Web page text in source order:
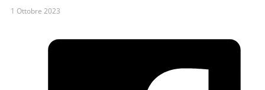
1 Ottobre 2023